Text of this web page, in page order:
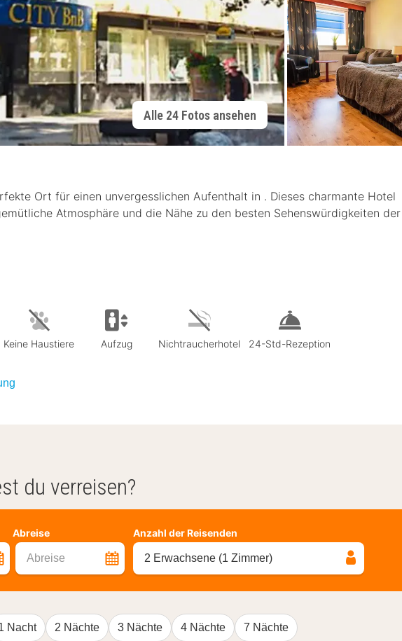
Alle 24 Fotos ansehen
Ort für einen unvergesslichen Aufenthalt in . Dieses charmante Hotel
Atmosphäre und die Nähe zu den besten Sehenswürdigkeiten der
Keine Haustiere Aufzug Nichtraucherhotel 24-Std-Rezeption
du verreisen?
Abreise
Abreise
Anzahl der Reisenden
2 Erwachsene (1 Zimmer)
Nacht 2 Nächte 3 Nächte 4 Nächte 7 Nächte